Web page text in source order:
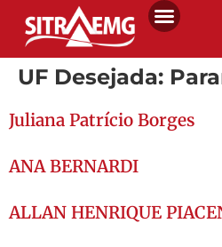
UF Desejada:
Juliana Patrício Borges
ANA BERNARDI
ALLAN HENRIQUE